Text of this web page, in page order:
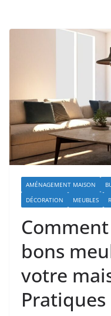
AMÉNAGEMENT MAISON
DÉCORATION
MEUBLES
bons
votre
Pratiques